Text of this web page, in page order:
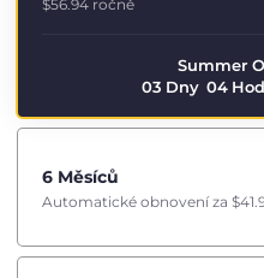
$56.94 ročně
Summer
03 Dny 04
6 Měsíců
Automatické obnovení za